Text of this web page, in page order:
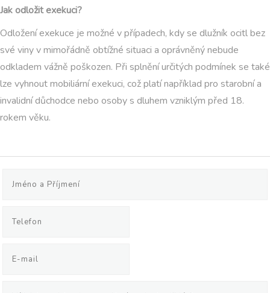
Jak odložit exekuci?
Odložení exekuce je možné v případech, kdy se dlužník ocitl bez
své viny v mimořádně obtížné situaci a oprávněný nebude
odkladem vážně poškozen. Při splnění určitých podmínek se také
lze vyhnout mobiliární exekuci, což platí například pro starobní a
invalidní důchodce nebo osoby s dluhem vzniklým před 18.
rokem věku.